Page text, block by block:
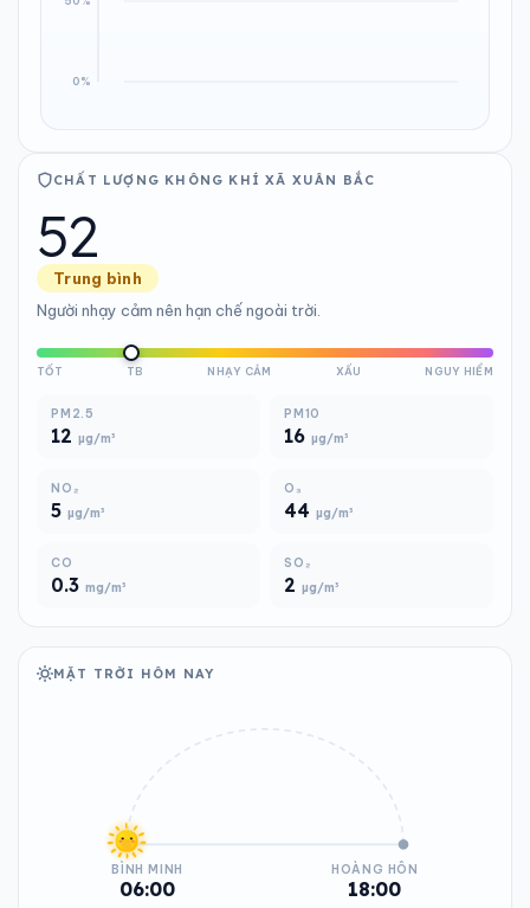
CHẤT LƯỢNG KHÔNG KHÍ XÃ XUÂN BẮC
52
Trung bình
Người nhạy cảm nên hạn chế ngoài trời.
TỐT TB NHẠY CẢM XẤU NGUY HIỂM
PM2.5
12 µg/m³
PM10
16 µg/m³
NO₂
5 µg/m³
O₃
44 µg/m³
CO
0.3 mg/m³
SO₂
2 µg/m³
MẶT TRỜI HÔM NAY
BÌNH MINH
06:00
HOÀNG HÔN
18:00